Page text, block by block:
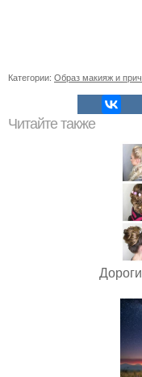
Категории: Образ макияж и
Читайте также